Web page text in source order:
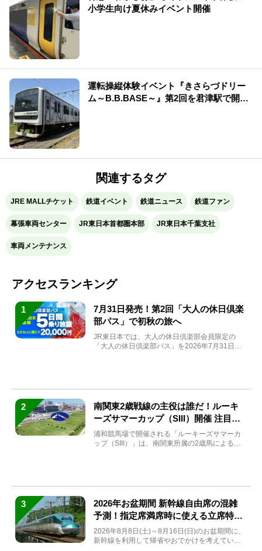
小学生向け夏休みイベント開催
運転操縦体験イベント『きさらづドリー
ム～B.B.BASE～』第2回を君津駅で開
関連するタグ
JRE MALLチケット 鉄道イベント 鉄道ニュース 鉄道ファン
幕張車両センター JR東日本首都圏本部 JR東日本千葉支社
車両メンテナンス
アクセスランキング
1
7月31日発売！第2回「大人の休日倶楽
部パス」で初秋の旅へ
JR東日本では、大人の休日倶楽部会員限定の
「大人の休日倶楽部パス」を2026年7月31日
2
南関東2歳戦線の主役は誰だ！ルーキ
ーズサマーカップ（SIII）開催 注目馬
と見どころをチェック
浦和競馬場で開催される「ルーキーズサマーカ
ップ（SIII）」は、南関東所属の2歳馬による注
3
2026年お盆期間 新幹線自由席の混雑
予測！指定席満席時に使える立席特急
券も解説
2026年8月8日(土)～8月16日(日)のお盆期間に、
新幹線を利用して帰省やおでかけを考えている